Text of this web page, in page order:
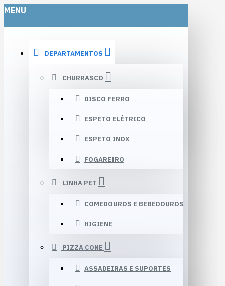
MENU
DEPARTAMENTOS
CHURRASCO
DISCO FERRO
ESPETO ELÉTRICO
ESPETO INOX
FOGAREIRO
LINHA PET
COMEDOUROS E BEBEDOUROS
HIGIENE
PIZZA CONE
ASSADEIRAS E SUPORTES